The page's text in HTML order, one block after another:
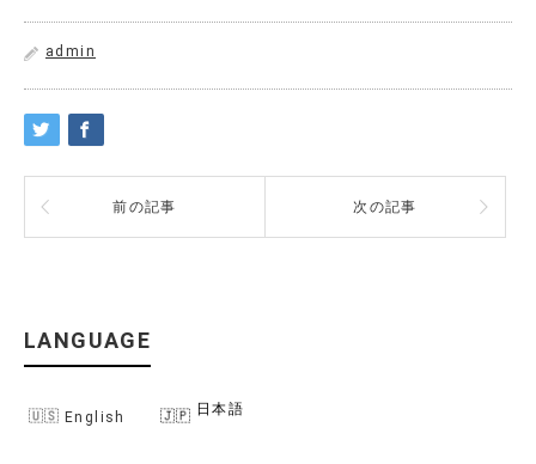
admin
前の記事 次の記事
LANGUAGE
English
日本語